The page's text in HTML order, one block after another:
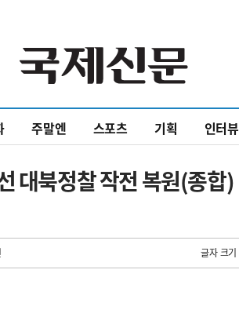
주말엔 스포츠 기획 인터뷰
대북정찰 작전 복원(종합)
글자 크기